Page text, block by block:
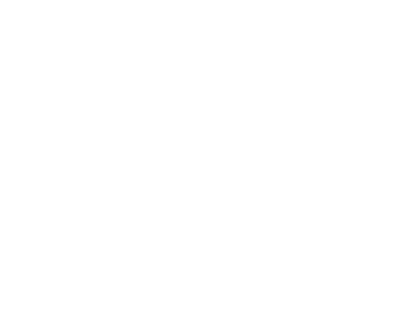
Tüm bunları anlatmaktan
insanoğlunun sonsuzluk
sapan, dolayısıyla da bütün
Dünyada milyarlarca insan
inanç ve ideolojinin olumlu ya
sosyal medyanın da etkisiyle
Bu bilgi ve inanç anaforunda